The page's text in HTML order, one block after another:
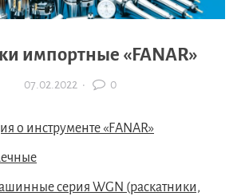
импортные «FANAR»
07.02.2022 · 0
о инструменте «FANAR»
серия WGN (раскатники,